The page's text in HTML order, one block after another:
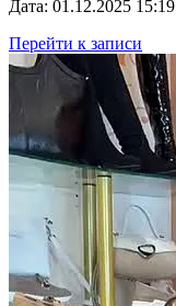
Дата: 01.12.2025 15:19
Перейти к записи